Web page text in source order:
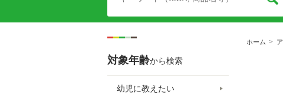
ホーム >
対象年齢から検索
幼児に教えたい